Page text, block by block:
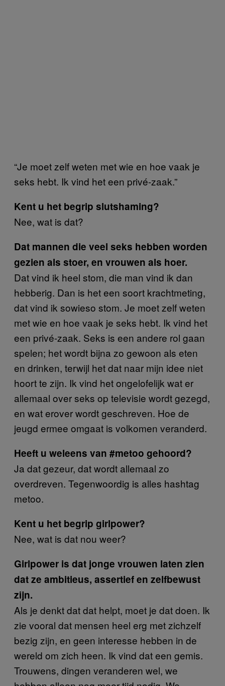
“Je moet zelf weten met wie en hoe vaak je
seks hebt. Ik vind het een privé-zaak.”
Kent u het begrip slutshaming?
Nee, wat is dat?
Dat mannen die veel seks hebben worden
gezien als stoer, en vrouwen als hoer.
Dat vind ik heel stom, die man vind ik dan
hebberig. Dan is het een soort krachtmeting,
dat vind ik sowieso stom. Je moet zelf weten
met wie en hoe vaak je seks hebt. Ik vind het
een privé-zaak. Seks is een andere rol gaan
spelen; het wordt bijna zo gewoon als eten
en drinken, terwijl het dat naar mijn idee niet
hoort te zijn. Ik vind het ongelofelijk wat er
allemaal over seks op televisie wordt gezegd,
en wat erover wordt geschreven. Hoe de
jeugd ermee omgaat is volkomen veranderd.
Heeft u weleens van #metoo gehoord?
Ja dat gezeur, dat wordt allemaal zo
overdreven. Tegenwoordig is alles hashtag
metoo.
Kent u het begrip girlpower?
Nee, wat is dat nou weer?
Girlpower is dat jonge vrouwen laten zien
dat ze ambitieus, assertief en zelfbewust
zijn.
Als je denkt dat dat helpt, moet je dat doen. Ik
zie vooral dat mensen heel erg met zichzelf
bezig zijn, en geen interesse hebben in de
wereld om zich heen. Ik vind dat een gemis.
Trouwens, dingen veranderen wel, we